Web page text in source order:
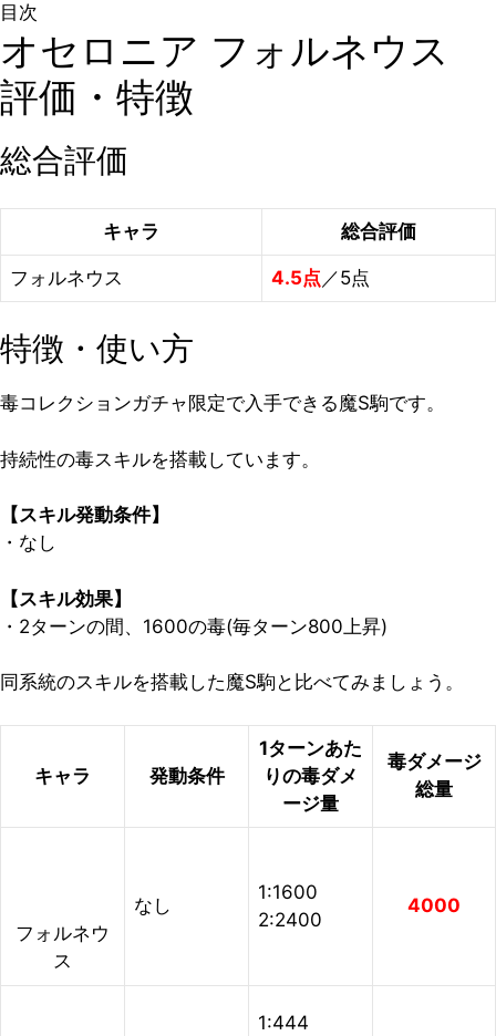
目次
オセロニア フォルネウス
評価・特徴
総合評価
キャラ 総合評価
フォルネウス 4.5点 ／5点
特徴・使い方
毒コレクションガチャ限定で入手できる魔S駒です。
持続性の毒スキルを搭載しています。
【スキル発動条件】
・なし
【スキル効果】
・2ターンの間、1600の毒(毎ターン800上昇)
同系統のスキルを搭載した魔S駒と比べてみましょう。
キャラ 発動条件
1ターンあた
りの毒ダメ
ージ量
毒ダメージ
総量
フォルネウ
ス
なし
1:1600
2:2400
4000
1:444